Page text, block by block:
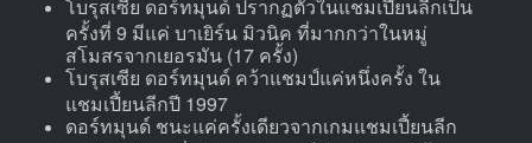
โบรุสเซีย ดอร์ทมุนด์ ปรากฏตัวในแชมเปี้ยนลีกเป็น
ครั้งที่ 9 มีแค่ บาเยิร์น มิวนิค ที่มากกว่าในหมู่
สโมสรจากเยอรมัน (17 ครั้ง)
โบรุสเซีย ดอร์ทมุนด์ คว้าแชมป์แค่หนึ่งครั้ง ใน
แชมเปี้ยนลีกปี 1997
ดอร์ทมุนด์ ชนะแค่ครั้งเดียวจากเกมแชมเปี้ยนลีก